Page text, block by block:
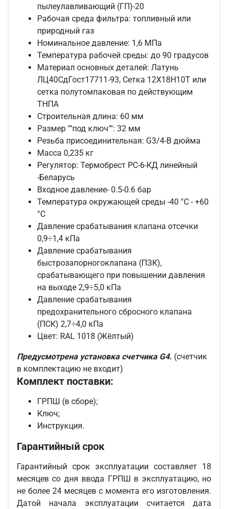
пылеулавливающий (ГП)-20
Рабочая среда фильтра: топливный или
природный газ
Номинальное давление: 1,6 МПа
Температура рабочей среды: до 90 градусов
Материал основных деталей: Латунь
ЛЦ40СдГост17711-93, Сетка 12Х18Н10Т или
сетка полутомпаковая по действующим
ТНПА
Строительная длина: 60 мм
Размер ""под ключ"": 32 мм
Резьба присоединительная: G3/4-B дюйма
Масса 0,235 кг
Регулятор: Термобрест РС-6-КД линейный
-Беларусь
Входное давление- 0.5-0.6 бар
Температура окружающей среды -40 °С - +60
°С
Давление срабатывания клапана отсечки
0,9÷1,4 кПа
Давление срабатывания
быстрозапорногоклапана (ПЗК),
срабатывающего при повышении давления
на выходе 2,9÷5,0 кПа
Давление срабатывания
предохранительного сбросного клапана
(ПСК) 2,7÷4,0 кПа
Цвет: RAL 1018 (Жёлтый)
Предусмотрена установка счетчика G4. (счетчик
в комплектацию не входит)
Комплект поставки:
ГРПШ (в сборе);
Ключ;
Инструкция.
Гарантийный срок
Гарантийный срок эксплуатации составляет 18
месяцев со дня ввода ГРПШ в эксплуатацию, но
не более 24 месяцев с момента его изготовления.
Датой начала эксплуатации считается дата